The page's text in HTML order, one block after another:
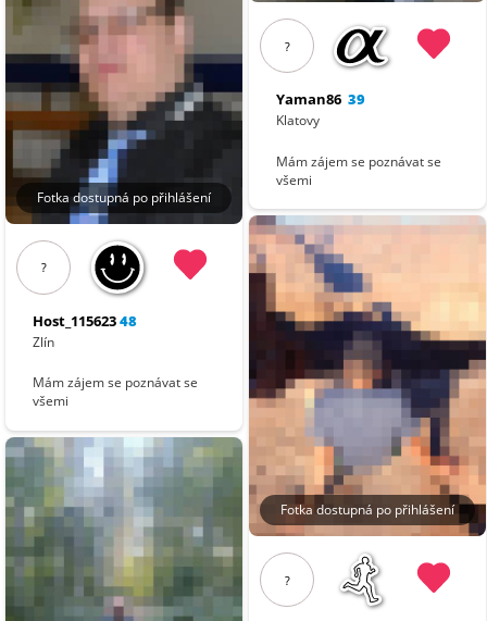
Fotka dostupná po přihlášení
?
Host_11562348
Zlín
Mám zájem se poznávat se
všemi
?
Yaman86 39
Klatovy
Mám zájem se poznávat se
všemi
Fotka dostupná po přihlášení
?